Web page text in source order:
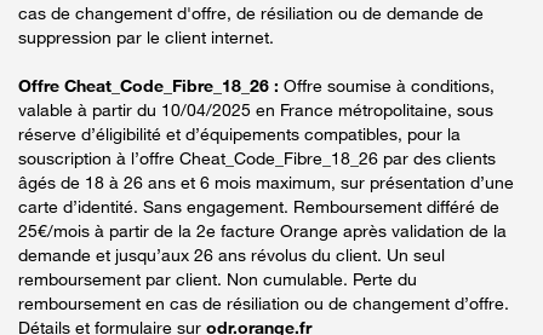
cas de changement d'offre, de résiliation ou de demande de
suppression par le client internet.
Offre Cheat_Code_Fibre_18_26 : Offre soumise à conditions,
valable à partir du 10/04/2025 en France métropolitaine, sous
réserve d’éligibilité et d’équipements compatibles, pour la
souscription à l’offre Cheat_Code_Fibre_18_26 par des clients
âgés de 18 à 26 ans et 6 mois maximum, sur présentation d’une
carte d’identité. Sans engagement. Remboursement différé de
25€/mois à partir de la 2e facture Orange après validation de la
demande et jusqu’aux 26 ans révolus du client. Un seul
remboursement par client. Non cumulable. Perte du
remboursement en cas de résiliation ou de changement d’offre.
Détails et formulaire sur odr.orange.fr